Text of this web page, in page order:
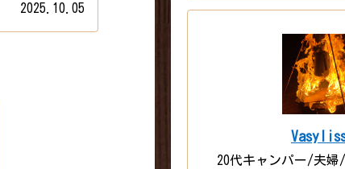
2025.10.05
20代キャンパー/夫婦